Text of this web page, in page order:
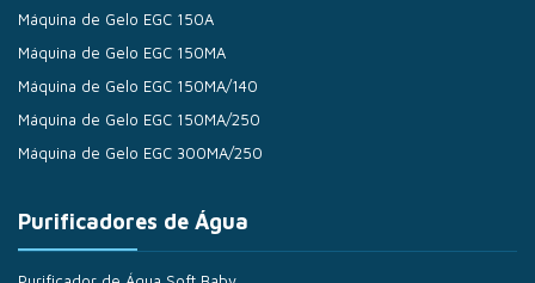
Máquina de Gelo EGC 150A
Máquina de Gelo EGC 150MA
Máquina de Gelo EGC 150MA/140
Máquina de Gelo EGC 150MA/250
Máquina de Gelo EGC 300MA/250
Purificadores de Água